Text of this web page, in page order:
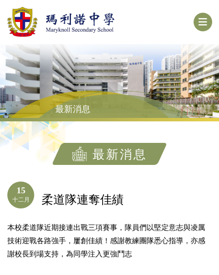
最新消息
最新消息
15
十二月 柔道隊連奪佳績
本校柔道隊近期接連出戰三項賽事，隊員們以堅定意志與凌厲
技術迎戰各路強手，屢創佳績！感謝教練團隊悉心指導，亦感
謝校長到場支持，為同學注入更強鬥志